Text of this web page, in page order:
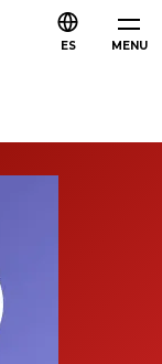
MENU
ES